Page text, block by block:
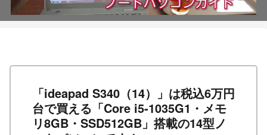
「ideapad S340（14）」は税込6万円
台で買える「Core i5-1035G1・メモ
リ8GB・SSD512GB」搭載の14型ノ